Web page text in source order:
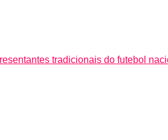
tradicionais do futebol